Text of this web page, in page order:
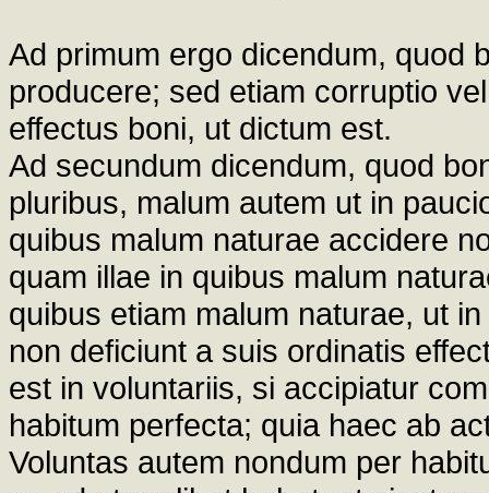
Ad primum ergo dicendum, quod
producere; sed etiam corruptio
effectus boni, ut dictum est.
Ad secundum dicendum, quod
pluribus, malum autem ut in
quibus malum naturae accidere
quam illae in quibus malum
quibus etiam malum naturae, ut
non deficiunt a suis ordinatis
est in voluntariis, si accipiatur
habitum perfecta; quia haec ab
Voluntas autem nondum per